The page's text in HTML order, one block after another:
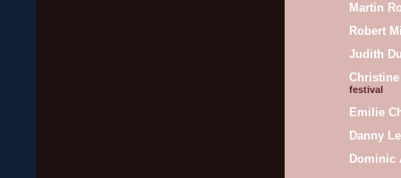
Martin
Robert
Judith
festival
Emilie
Danny